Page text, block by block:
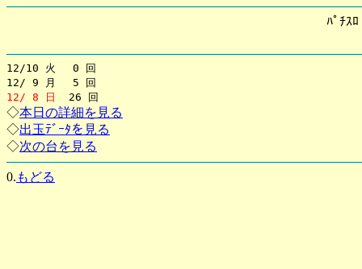
ﾊﾟﾁｽ
12/10 火 0 回
12/ 9 月 5 回
12/ 8 日
26 回
◇本日の詳細を見る
◇出玉ﾃﾞｰﾀを見る
◇次の台を見る
0. もどる